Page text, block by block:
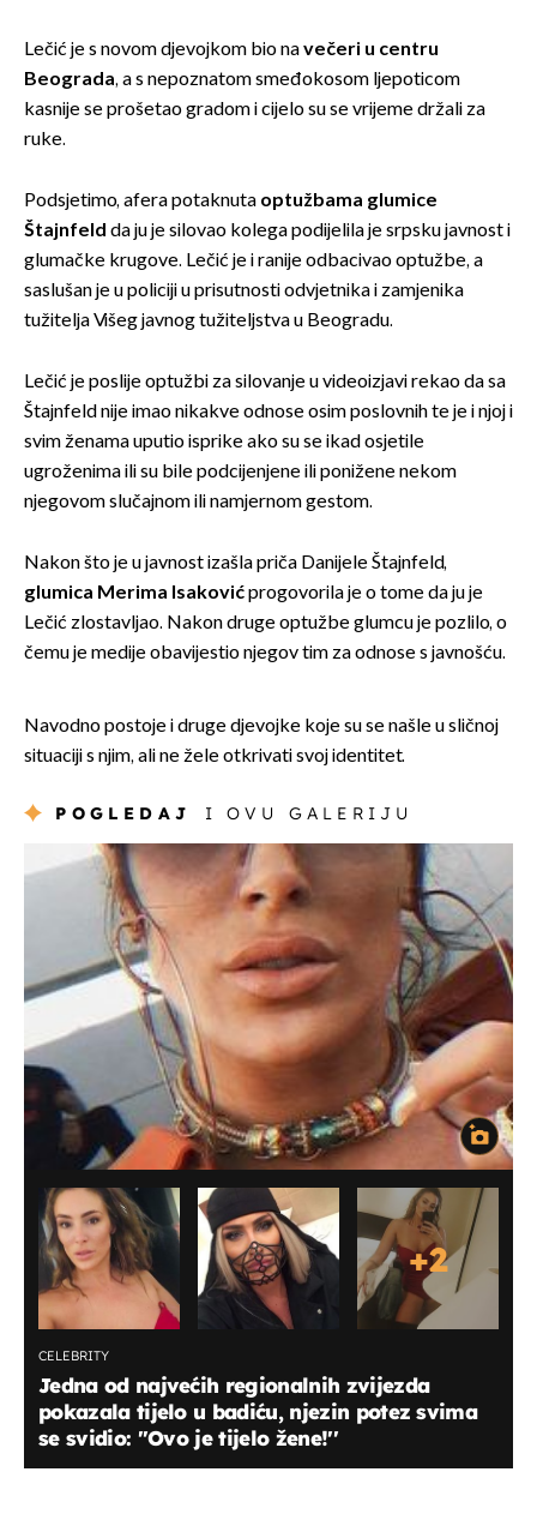
Lečić je s novom djevojkom bio navečeri u centru
Beograda, a s nepoznatom smeđokosom ljepoticom
kasnije se prošetao gradom i cijelo su se vrijeme držali za
ruke.
Podsjetimo, afera potaknuta optužbama glumice
Štajnfeld da ju je silovao kolega podijelila je srpsku javnost i
glumačke krugove. Lečić je i ranije odbacivao optužbe, a
saslušan je u policiji u prisutnosti odvjetnika i zamjenika
tužitelja Višeg javnog tužiteljstva u Beogradu.
Lečić je poslije optužbi za silovanje u videoizjavi rekao da sa
Štajnfeld nije imao nikakve odnose osim poslovnih te je i njoj i
svim ženama uputio isprike ako su se ikad osjetile
ugroženima ili su bile podcijenjene ili ponižene nekom
njegovom slučajnom ili namjernom gestom.
Nakon što je u javnost izašla priča Danijele Štajnfeld,
glumica Merima Isakovićprogovorila je o tome da ju je
Lečić zlostavljao. Nakon druge optužbe glumcu je pozlilo, o
čemu je medije obavijestio njegov tim za odnose s javnošću.
Navodno postoje i druge djevojke koje su se našle u sličnoj
situaciji s njim, ali ne žele otkrivati svoj identitet.
POGLEDAJ I OVU GALERIJU
+2
CELEBRITY
Jedna od najvećih regionalnih zvijezda
pokazala tijelo u badiću, njezin potez svima
se svidio: ''Ovo je tijelo žene!''